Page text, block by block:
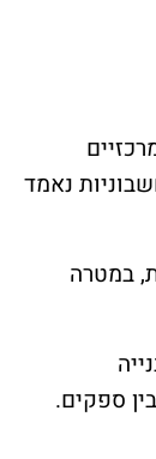
נאמד
במטרה
ספקים.